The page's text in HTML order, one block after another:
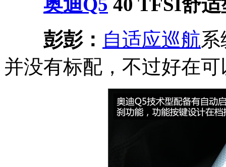
彭彭： 自适应巡航
并没有标配，不过好在